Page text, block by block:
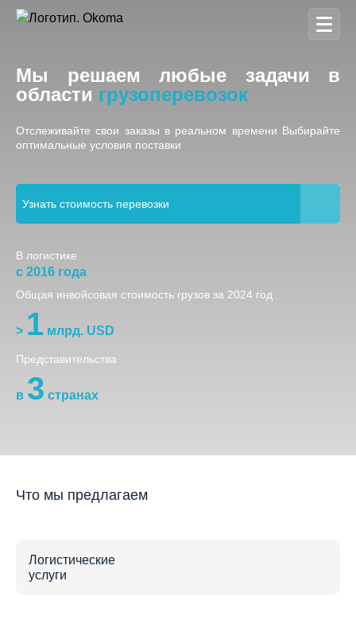
Мы решаем любые задачи в
области грузоперевозок
Отслеживайте свои заказы в реальном времени Выбирайте
оптимальные условия поставки
Узнать стоимость перевозки
В логистике
с 2015 года
Общая инвойсовая стоимость грузов за 2024 год
> 1 млрд. USD
Представительства
в 3 странах
Что мы предлагаем
Логистические
услуги